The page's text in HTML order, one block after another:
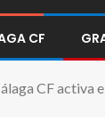
CF
CF activa